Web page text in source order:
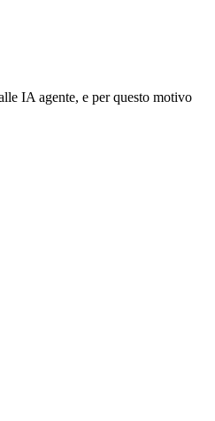
IA agente, e per questo motivo